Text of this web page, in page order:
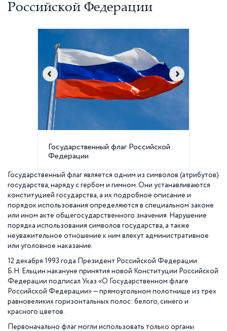
Российской Федерации
Государственный флаг Российской
Федерации
Государственный флаг является одним из символов (атрибутов)
государства, наряду с гербом и гимном. Они устанавливаются
конституцией государства, а их подробное описание и
порядок использования определяются в специальном законе
или ином акте общегосударственного значения. Нарушение
порядка использования символов государства, а также
неуважительное отношение к ним влекут административное
или уголовное наказание.
12 декабря 1993 года Президент Российской Федерации
Б.Н. Ельцин накануне принятия новой Конституции Российской
Федерации подписал Указ «О Государственном флаге
Российской Федерации» — прямоугольном полотнище из трех
равновеликих горизонтальных полос: белого, синего и
красного цветов.
Первоначально флаг могли использовать только органы